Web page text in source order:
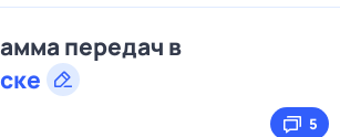
передач в
5